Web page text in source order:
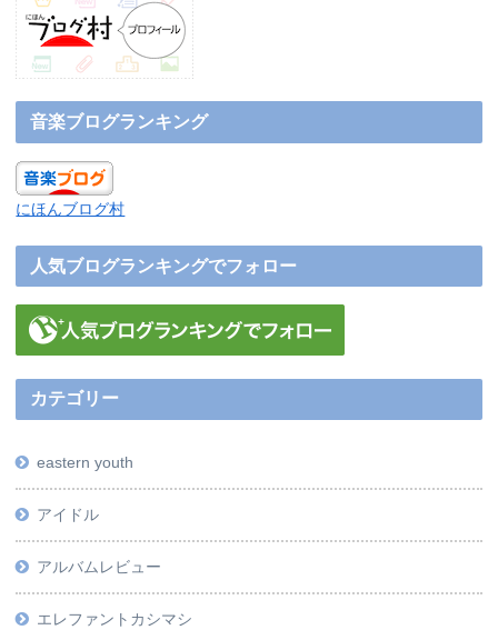
音楽ブログランキング
にほんブログ村
人気ブログランキングでフォロー
カテゴリー
eastern youth
アイドル
アルバムレビュー
エレファントカシマシ